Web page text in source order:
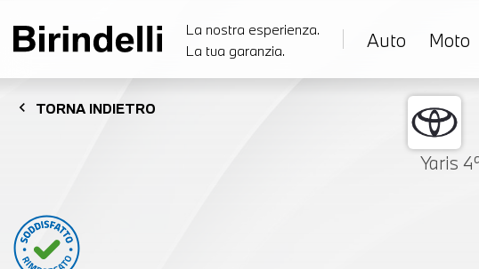
La nostra esperienza.
La tua garanzia.
Auto Moto
chevron_left TORNA INDIETRO
Yaris